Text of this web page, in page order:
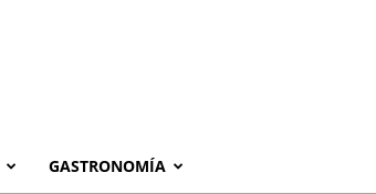
GASTRONOMÍA